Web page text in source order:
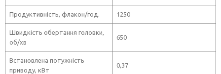
Продуктивність, флакон/год. 1250
Швидкість обертання головки,
об/хв
650
Встановлена потужність
приводу, кВт
0,37